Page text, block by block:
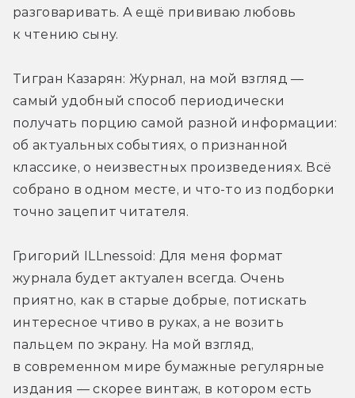
разговаривать. А ещё прививаю любовь
к чтению сыну.
Тигран Казарян: Журнал, на мой взгляд —
самый удобный способ периодически
получать порцию самой разной информации:
об актуальных событиях, о признанной
классике, о неизвестных произведениях. Всё
собрано в одном месте, и что-то из подборки
точно зацепит читателя.
Григорий ILLnessoid: Для меня формат
журнала будет актуален всегда. Очень
приятно, как в старые добрые, потискать
интересное чтиво в руках, а не возить
пальцем по экрану. На мой взгляд,
в современном мире бумажные регулярные
издания — скорее винтаж, в котором есть